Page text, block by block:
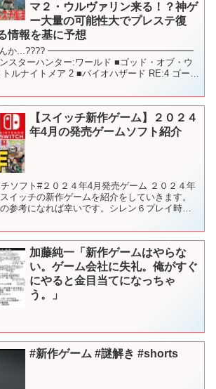
マ２・ウルヴァリン来る！？神ゲ
ー大量の可能性大でプレステ復
情報を基に予想
るんか...???? ━━━━━━━━━━━━━━━━
スターハンター:ワールド ■ゴッド・オブ・ウ
ルナイトメア 2 ■バイオハザード RE:4 ゴール
【スイッチ新作ゲーム】２０２４
年4月の発売ゲームソフト紹介
ソフト#２０２４年4月発売ゲーム ２０２４年
イッチの新作ゲームを紹介をしていきます。
参考になれば幸いです。シレン６プレイ時間
加藤純一「新作ゲームはやらな
い。ゲーム会社に失礼。俺がすぐ
にやると金目当てになっちゃ
う。」
#新作ゲーム #謎解き #shorts